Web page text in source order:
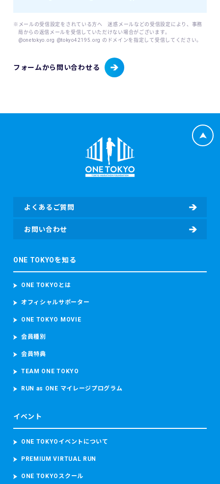
フォームから問い合わせる
※メールの受信設定をされている方へ 迷惑メールなどの受信設定により、事務
局からの返信メールを受信していただけない場合がございます。
@onetokyo.org @tokyo42195.org のドメインを指定して受信してください。
よくあるご質問
お問い合わせ
ONE TOKYOを知る
ONE TOKYOとは
オフィシャルサポーター
ONE TOKYO MOVIE
会員種別
会員特典
TEAM ONE TOKYO
RUN as ONE マイレージプログラム
イベント
ONE TOKYOイベントについて
PREMIUM VIRTUAL RUN
ONE TOKYOスクール